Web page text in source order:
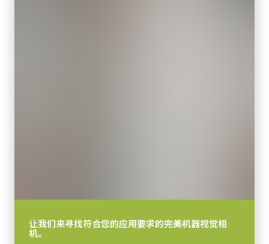
让我们来寻找符合您的应用要求的完美机器视觉相
机。